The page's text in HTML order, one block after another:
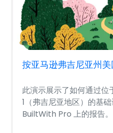
按亚马逊弗吉尼亚州美
此演示展示了如何通过
1（弗吉尼亚地区）的基
BuiltWith Pro 上的报告。